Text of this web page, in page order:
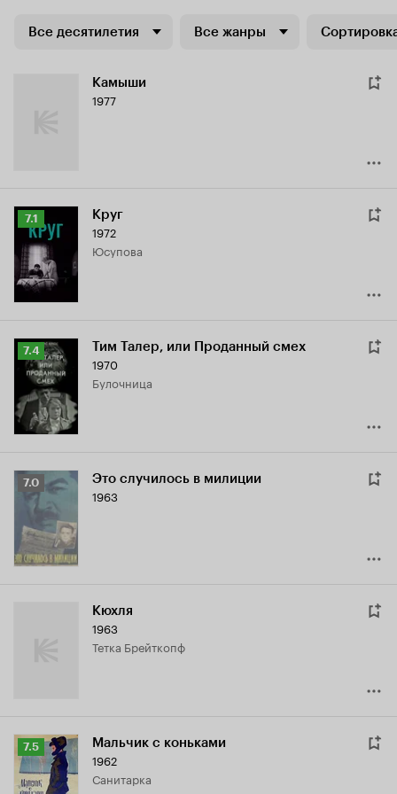
Все десятилетия Все жанры
Камыши
1977
Рейтинг
Кинопоиска
7.1
7.1 Круг
1972
Юсупова
Рейтинг
Кинопоиска
7.4
7.4 Тим Талер, или Проданный смех
1970
булочница
Рейтинг
Кинопоиска
7.0 Это случилось в милиции
1963
Кюхля
1963
тетка Брейткопф
Рейтинг
Кинопоиска
7.5
7.5 Мальчик с коньками
1962
санитарка